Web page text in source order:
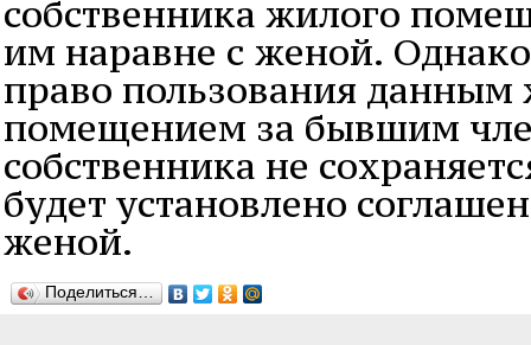
собственника жилого
им наравне с женой. Однако
право пользования
помещением за бывшим
собственника не
будет установлено
женой.
Поделиться…